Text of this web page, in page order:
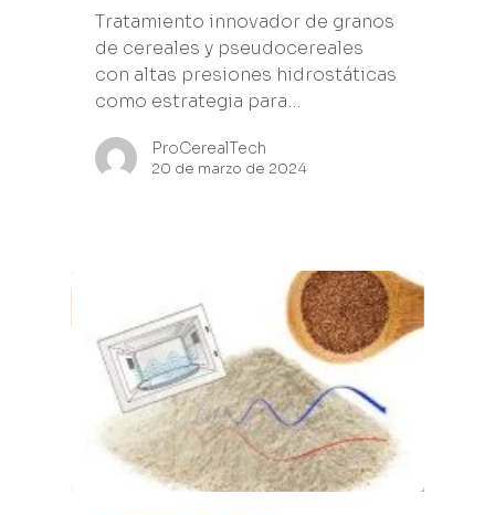
Tratamiento innovador de granos
de cereales y pseudocereales
con altas presiones hidrostáticas
como estrategia para…
ProCerealTech
20 de marzo de 2024